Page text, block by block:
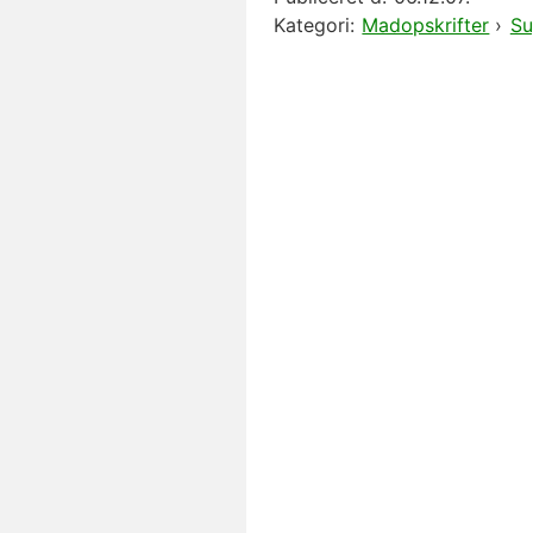
Kategori: Madopskrifter ›